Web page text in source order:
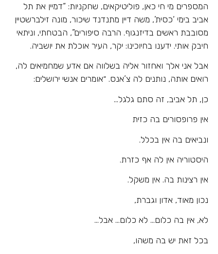
המספרים מי חי כאן, פוליטיקאים, שחקניות: “דמיין את תל
אביב בימי ‘כסית’, משה דיין מתנדנד שיכור, מונה זילברשטיין
מסובבת ראשים בדיזנגוף. הרבה סיפורים”, הבטחתי, וניתאי
חיבק אותי. ידענו בחיוכינו: יקר, העיר אוכלת את יושביה.
אבל אני אלך ואחזור אליה בשלווה אם אדע שמחמיאים לה,
רואים אותה, נותנים לה צ’אנס. ״אומרים אנשי ירושלים:
כן, תל אביב, זה סתם גלגל…
אין פרופסורים בה כזית
ונביאים בה אין בכלל.
היסטוריה אין לה אף כזרת.
אין רצינות בה. אין משקל.
נכון מאוד, אדון וגברת,
לא, אין בה כלום… לא כלום… אבל…
בכל זאת יש בה משהו,